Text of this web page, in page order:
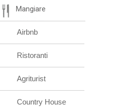
Mangiare
Airbnb
Ristoranti
Agriturist
Country House